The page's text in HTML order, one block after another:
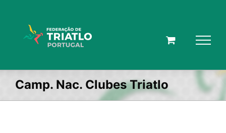
Camp. Nac. Clubes Triatlo